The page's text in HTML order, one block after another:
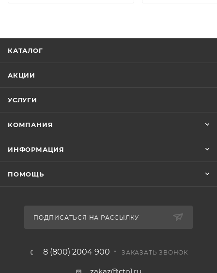
КАТАЛОГ
АКЦИИ
УСЛУГИ
КОМПАНИЯ
ИНФОРМАЦИЯ
ПОМОЩЬ
ПОДПИСАТЬСЯ НА РАССЫЛКУ
8 (800) 2004 900 ЗАКАЗАТЬ ЗВОНОК